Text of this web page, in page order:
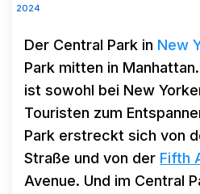
2024
Der Central Park in New
Park mitten in
ist sowohl bei New
Touristen zum
Park erstreckt sich von
Straße und von der Fifth
Avenue. Und im Central